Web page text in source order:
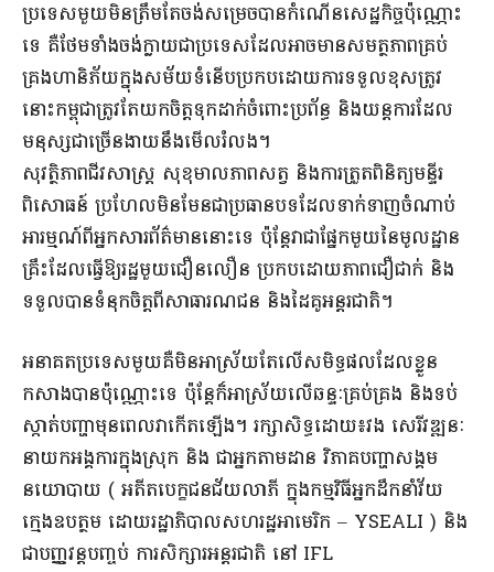
ប្រទេសមួយមិនត្រឹមតែចង់សម្រេចបានកំណើនសេដ្ឋកិច្ចប៉ុណ្ណោះ
ទេ គឺថែមទាំងចង់ក្លាយជាប្រទេសដែលអាចមានសមត្ថភាពគ្រប់
គ្រងហានិភ័យក្នុងសម័យទំនើបប្រកបដោយការទទួលខុសត្រូវ
នោះកម្ពុជាត្រូវតែយកចិត្តទុកដាក់ចំពោះប្រព័ន្ធ និងយន្តការដែល
មនុស្សជាច្រើនងាយនឹងមើលរំលង។
សុវត្ថិភាពជីវសាស្ត្រ សុខុមាលភាពសត្វ និងការត្រួតពិនិត្យមន្ទីរ
ពិសោធន៍ ប្រហែលមិនមែនជាប្រធានបទដែលទាក់ទាញចំណាប់
អារម្មណ៍ពីអ្នកសារព័ត៌មាននោះទេ ប៉ុន្តែវាជាផ្នែកមួយនៃមូលដ្ឋាន
គ្រឹះដែលធ្វើឱ្យរដ្ឋមួយជឿនលឿន ប្រកបដោយភាពជឿជាក់ និង
ទទួលបានទំនុកចិត្តពីសាធារណជន និងដៃគូអន្តរជាតិ។
អនាគតប្រទេសមួយគឺមិនអាស្រ័យតែលើសមិទ្ធផលដែលខ្លួន
កសាងបានប៉ុណ្ណោះទេ ប៉ុន្តែក៏អាស្រ័យលើឆន្ទៈគ្រប់គ្រង និងទប់
ស្កាត់បញ្ហាមុនពេលវាកើតឡើង។ រក្សាសិទ្ធដោយ៖វង សេរីវឌ្ឍនៈ
នាយកអង្គការក្នុងស្រុក និង ជាអ្នកតាមដាន វិភាគបញ្ហាសង្គម
នយោបាយ ( អតីតបេក្ខជនជ័យលាភី ក្នុងកម្មវិធីអ្នកដឹកនាំវ័យ
ក្មេងឧបត្ថម ដោយរដ្ឋាភិបាលសហរដ្ឋអាមេរិក – YSEALI ) និង
ជាបញ្ញវន្តបញ្ចប់ ការសិក្សារអន្តរជាតិ នៅ IFL